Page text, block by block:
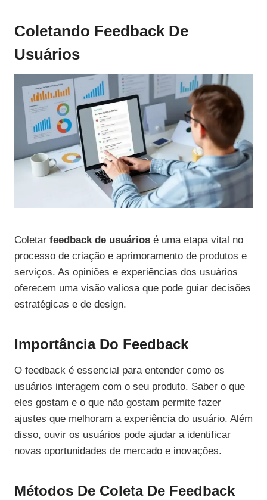
Coletando Feedback De
Usuários
Coletar feedback de usuários é uma etapa vital no
processo de criação e aprimoramento de produtos e
serviços. As opiniões e experiências dos usuários
oferecem uma visão valiosa que pode guiar decisões
estratégicas e de design.
Importância Do Feedback
O feedback é essencial para entender como os
usuários interagem com o seu produto. Saber o que
eles gostam e o que não gostam permite fazer
ajustes que melhoram a experiência do usuário. Além
disso, ouvir os usuários pode ajudar a identificar
novas oportunidades de mercado e inovações.
Métodos De Coleta De Feedback